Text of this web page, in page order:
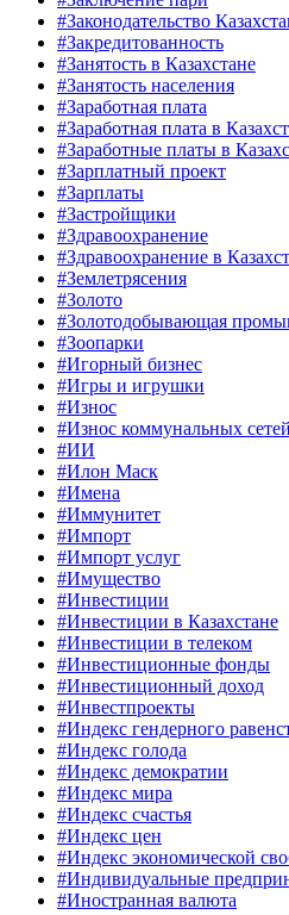
#Законодательство
#Закредитованность
#Занятость в Казахстане
#Занятость населения
#Заработная плата
#Заработная плата в
#Заработные платы в
#Зарплатный проект
#Зарплаты
#Застройщики
#Здравоохранение
#Здравоохранение в
#Землетрясения
#Золото
#Золотодобывающая
#Зоопарки
#Игорный бизнес
#Игры и игрушки
#Износ
#Износ коммунальных сетей
#ИИ
#Илон Маск
#Имена
#Иммунитет
#Импорт
#Импорт услуг
#Имущество
#Инвестиции
#Инвестиции в Казахстане
#Инвестиции в телеком
#Инвестиционные фонды
#Инвестиционный доход
#Инвестпроекты
#Индекс гендерного
#Индекс голода
#Индекс демократии
#Индекс мира
#Индекс счастья
#Индекс цен
#Индекс экономической
#Индивидуальные
#Иностранная валюта